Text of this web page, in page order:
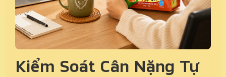
Kiểm Soát Cân Nặng Tự